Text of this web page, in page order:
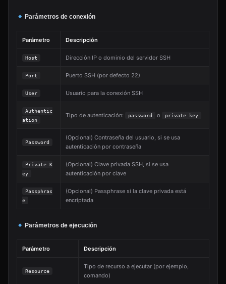
Parámetros de conexión
Parámetro Descripción
Host Dirección IP o dominio del servidor SSH
Port Puerto SSH (por defecto 22)
User Usuario para la conexión SSH
Authentic
ation
Tipo de autenticación: password o private key
Password
(Opcional) Contraseña del usuario, si se usa
autenticación por contraseña
Private K
ey
(Opcional) Clave privada SSH, si se usa
autenticación por clave
Passphras
e
(Opcional) Passphrase si la clave privada está
encriptada
Parámetros de ejecución
Parámetro Descripción
Resource
Tipo de recurso a ejecutar (por ejemplo,
comando)